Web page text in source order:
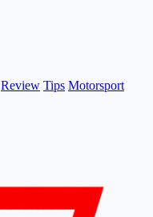
Review Tips Motorsport